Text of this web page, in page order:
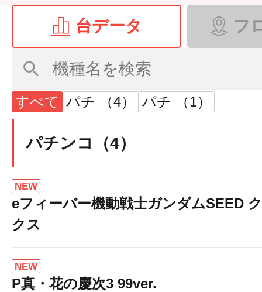
台データ フ
すべて パチ （4） パチ （1）
パチンコ（4）
NEW
eフィーバー機動戦士ガンダムSEED
クス
NEW
P真・花の慶次3 99ver.